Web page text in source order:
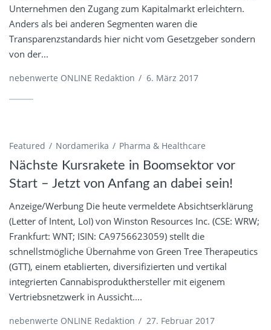
Unternehmen den Zugang zum Kapitalmarkt erleichtern.
Anders als bei anderen Segmenten waren die
Transparenzstandards hier nicht vom Gesetzgeber sondern
von der...
nebenwerte ONLINE Redaktion / 6. März 2017
Featured Nordamerika Pharma & Healthcare
Nächste Kursrakete in Boomsektor vor
Start – Jetzt von Anfang an dabei sein!
Anzeige/Werbung Die heute vermeldete Absichtserklärung
(Letter of Intent, LoI) von Winston Resources Inc. (CSE: WRW;
Frankfurt: WNT; ISIN: CA9756623059) stellt die
schnellstmögliche Übernahme von Green Tree Therapeutics
(GTT), einem etablierten, diversifizierten und vertikal
integrierten Cannabisprodukthersteller mit eigenem
Vertriebsnetzwerk in Aussicht....
nebenwerte ONLINE Redaktion / 27. Februar 2017